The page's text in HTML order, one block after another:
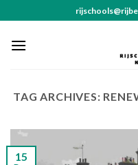
to
content
TAG ARCHIVES:
15